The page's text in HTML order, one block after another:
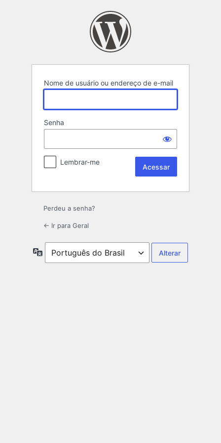
Nome de usuário ou endereço de e-mail
Senha
Lembrar-me
Perdeu a senha?
← Ir para Geral
Idioma